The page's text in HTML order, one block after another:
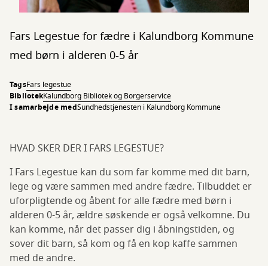
Fars Legestue for fædre i Kalundborg Kommune
med børn i alderen 0-5 år
TagsFars legestue
BibliotekKalundborg Bibliotek og Borgerservice
I samarbejde med​​Sundhedstjenesten i Kalundborg Kommune​
HVAD SKER DER I FARS LEGESTUE?
I Fars Legestue kan du som far komme med dit barn,
lege og være sammen med andre fædre. Tilbuddet er
uforpligtende og åbent for alle fædre med børn i
alderen 0-5 år, ældre søskende er også velkomne. Du
kan komme, når det passer dig i åbningstiden, og
sover dit barn, så kom og få en kop kaffe sammen
med de andre.